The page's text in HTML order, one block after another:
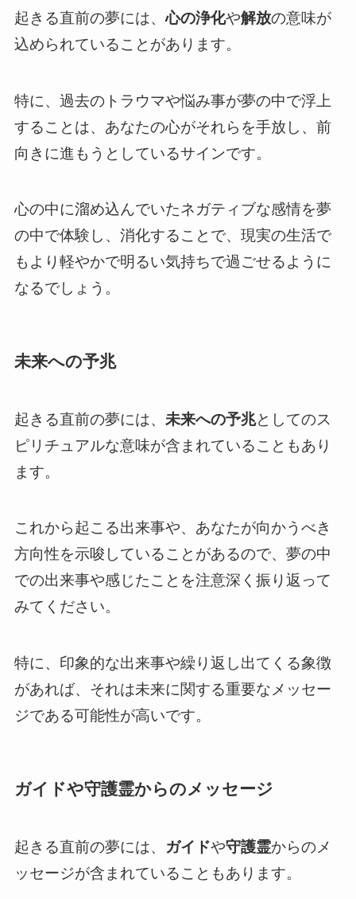
起きる直前の夢には、心の浄化や解放の意味が
込められていることがあります。
特に、過去のトラウマや悩み事が夢の中で浮上
することは、あなたの心がそれらを手放し、前
向きに進もうとしているサインです。
心の中に溜め込んでいたネガティブな感情を夢
の中で体験し、消化することで、現実の生活で
もより軽やかで明るい気持ちで過ごせるように
なるでしょう。
未来への予兆
起きる直前の夢には、 未来への予兆としてのス
ピリチュアルな意味が含まれていることもあり
ます。
これから起こる出来事や、あなたが向かうべき
方向性を示唆していることがあるので、夢の中
での出来事や感じたことを注意深く振り返って
みてください。
特に、印象的な出来事や繰り返し出てくる象徴
があれば、それは未来に関する重要なメッセー
ジである可能性が高いです。
ガイドや守護霊からのメッセージ
起きる直前の夢には、 ガイドや守護霊からのメ
ッセージが含まれていることもあります。